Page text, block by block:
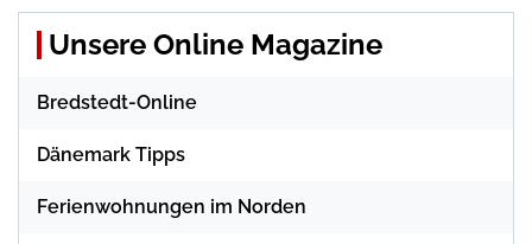
Unsere Online Magazine
Bredstedt-Online
Dänemark Tipps
Ferienwohnungen im Norden